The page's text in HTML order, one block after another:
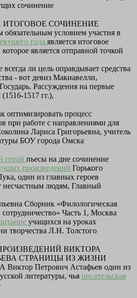
сочинение
1 ИТОГОВОЕ СОЧИНЕНИЕ
условием участия в
года является итоговое
является отправной точкой
ли цель оправдывает средства
- вот девиз Макиавелли,
Рассуждения на первые
1517 гг.),
оптимизировать процесс
при работе с направлениями для
Лариса Григорьевна, учитель
БОУ города Омска
герой пьесы на дне сочинение
произведений Горького
один из главных героев
несчастным людям, Главный
Сборник «Филологическая
Часть 1, Москва
учащихся на уроках
творчества Л.Н. Толстого
ВИКТОРА
СТРАНИЦЫ ИЗ ЖИЗНИ
Петрович Астафьев один из
литературы, чья писательская